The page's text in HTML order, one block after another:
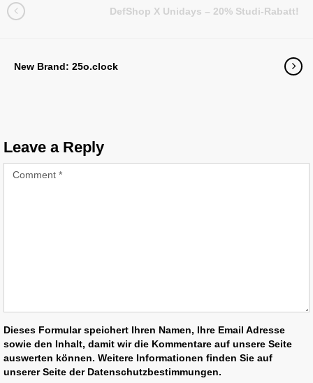
DefShop X Unidays – 20% Studi-Rabatt!
New Brand: 25o.clock
Leave a Reply
Dieses Formular speichert Ihren Namen, Ihre Email Adresse
sowie den Inhalt, damit wir die Kommentare auf unsere Seite
auswerten können. Weitere Informationen finden Sie auf
unserer Seite der Datenschutzbestimmungen.